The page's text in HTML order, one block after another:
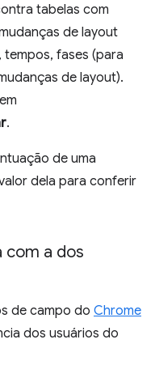
tabelas com
de layout
fases (para
de layout).
.
de uma
dela para conferir
com a dos
de campo do Chrome
dos usuários do